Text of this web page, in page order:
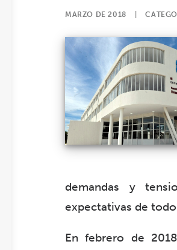
MARZO DE 2018
demandas y
expectativas de
En febrero de